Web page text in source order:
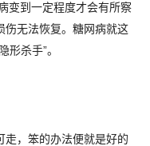
变到一定程度才会有所察
伤无法恢复。糖网病就这
形杀手”。
走，笨的办法便就是好的